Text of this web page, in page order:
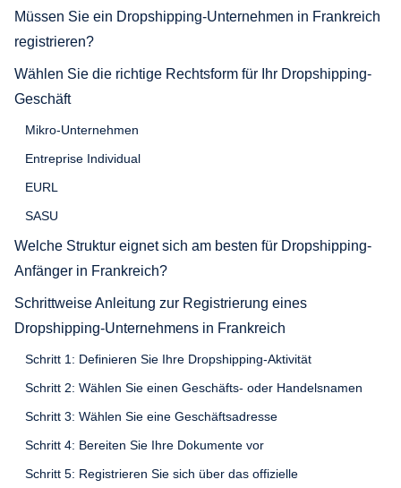
Müssen Sie ein Dropshipping-Unternehmen in Frankreich
registrieren?
Wählen Sie die richtige Rechtsform für Ihr Dropshipping-
Geschäft
Mikro-Unternehmen
Entreprise Individual
EURL
SASU
Welche Struktur eignet sich am besten für Dropshipping-
Anfänger in Frankreich?
Schrittweise Anleitung zur Registrierung eines
Dropshipping-Unternehmens in Frankreich
Schritt 1: Definieren Sie Ihre Dropshipping-Aktivität
Schritt 2: Wählen Sie einen Geschäfts- oder Handelsnamen
Schritt 3: Wählen Sie eine Geschäftsadresse
Schritt 4: Bereiten Sie Ihre Dokumente vor
Schritt 5: Registrieren Sie sich über das offizielle